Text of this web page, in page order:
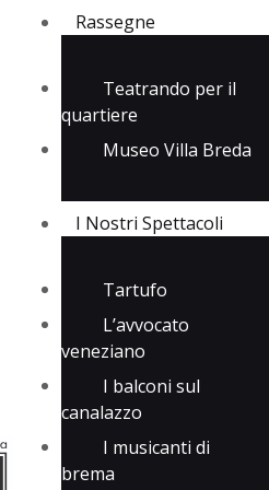
Rassegne
Teatrando per il
quartiere
Museo Villa Breda
I Nostri Spettacoli
Tartufo
L’avvocato
veneziano
I balconi sul
canalazzo
I musicanti di
brema